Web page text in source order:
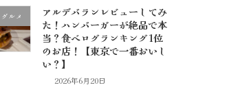
グルメ
アルデバランレビューしてみ
た！ハンバーガーが絶品で本
当？食べログランキング1位
のお店！【東京で一番おいし
い？】
2026年6月20日